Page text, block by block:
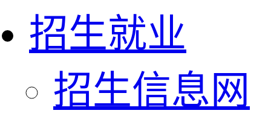
招生就业
招生信息网